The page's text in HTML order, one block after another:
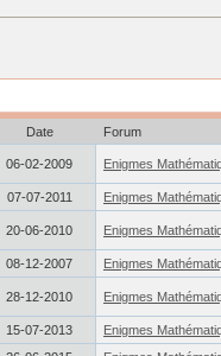
Date
Forum
06-02-2009 Enigmes
07-07-2011
Enigmes
20-06-2010 Enigmes
08-12-2007
Enigmes
28-12-2010 Enigmes
15-07-2013
Enigmes